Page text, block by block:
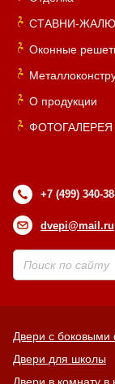
СТАВНИ-
Оконные
О продукции
ФОТОГАЛЕРЕЯ
+7 (499) 340-
dvepi@mail.ru
Двери с
Двери для школы
Двери в комнату в